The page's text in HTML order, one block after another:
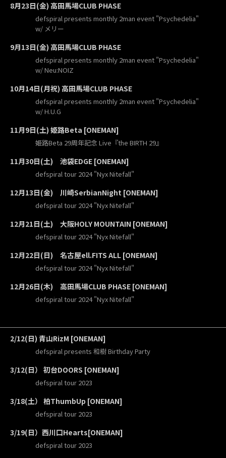
8月23日(金) 高田馬場CLUB PHASE
defspiral presents monthly 2man event "Psychedelia"
w/ メリー
9月13日(金) 高田馬場CLUB PHASE
defspiral presents monthly 2man event "Psychedelia"
w/ Neu:NOIZ
10月14日(月祝) 高田馬場CLUB PHASE
defspiral presents monthly 2man event "Psychedelia"
w/ H.U.G
11月9日(土) 姫路Beta [ONEMAN]
姫路Beta 29周年記念 Live『the BIRTH 29』
11月30日(土) 池袋EDGE [ONEMAN]
defspiral tour 2024 "Nyx Nitefall"
12月13日(金) 川崎SerbianNight [ONEMAN]
defspiral tour 2024 "Nyx Nitefall"
12月21日(土) 大阪HOLY MOUNTAIN [ONEMAN]
defspiral tour 2024 "Nyx Nitefall"
12月22日(日) 名古屋ell.FITS ALL [ONEMAN]
defspiral tour 2024 "Nyx Nitefall"
12月26日(木) 高田馬場CLUB PHASE [ONEMAN]
defspiral tour 2024 "Nyx Nitefall"
2/12(日) 青山RizM [ONEMAN]
defspiral presents 和樹 Birthday Party
3/12(日） 初台DOORS [ONEMAN]
defspiral tour 2023
3/18(土） 柏ThumbUp [ONEMAN]
defspiral tour 2023
3/19(日）西川口Hearts[ONEMAN]
defspiral tour 2023